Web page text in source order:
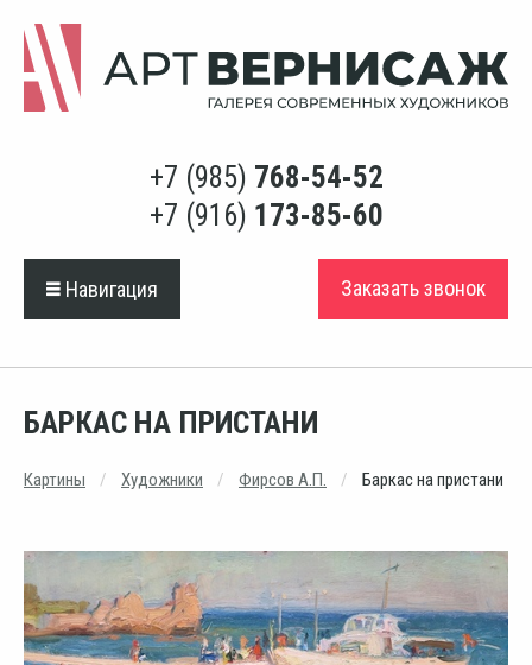
+7 (985) 768-54-52
+7 (916) 173-85-60
Навигация Заказать звонок
БАРКАС НА ПРИСТАНИ
Картины Художники Фирсов А.П. Баркас на пристани